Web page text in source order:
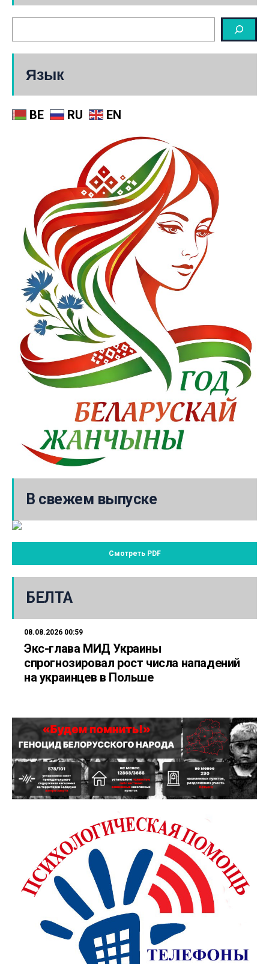
Язык
BE RU EN
В свежем выпуске
Смотреть PDF
БЕЛТА
08.08.2026 00:59
Экс-глава МИД Украины
спрогнозировал рост числа нападений
на украинцев в Польше